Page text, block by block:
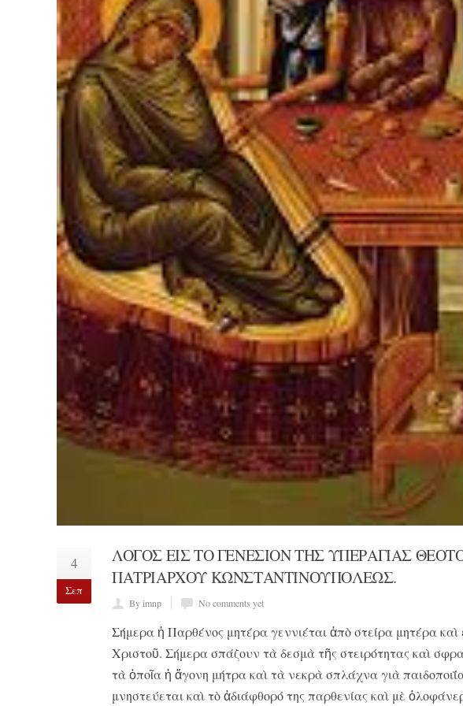
4
Σεπ
ΛΌΓΟΣ ΕἸΣ ΤῸ ΓΕΝΈΣΙΟΝ ΤΗ͂Σ ὙΠΕΡΑΓΊΑΣ
ΠΑΤΡΙΆΡΧΟΥ ΚΩΝΣΤΑΝΤΙΝΟΥΠΌΛΕΩΣ.
By imnp No comments yet
Σήμερα ἡ Παρθένος μητέρα γεννιέται ἀπὸ στείρα μητέρα
Χριστοῦ. Σήμερα σπάζουν τὰ δεσμὰ τῆς στειρότητας καὶ
τὰ ὁποῖα ἡ ἄγονη μήτρα καὶ τὰ νεκρὰ σπλάχνα γιὰ
μνηστεύεται καὶ τὸ ἀδιάφθορό της παρθενίας καὶ μὲ